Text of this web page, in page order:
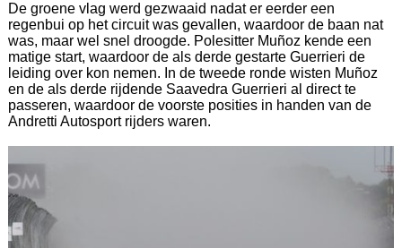
De groene vlag werd gezwaaid nadat er eerder een
regenbui op het circuit was gevallen, waardoor de baan nat
was, maar wel snel droogde. Polesitter Muñoz kende een
matige start, waardoor de als derde gestarte Guerrieri de
leiding over kon nemen. In de tweede ronde wisten Muñoz
en de als derde rijdende Saavedra Guerrieri al direct te
passeren, waardoor de voorste posities in handen van de
Andretti Autosport rijders waren.